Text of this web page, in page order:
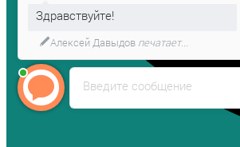
Введите сообщение
Здравствуйте!
Алексей Давыдов печатает...